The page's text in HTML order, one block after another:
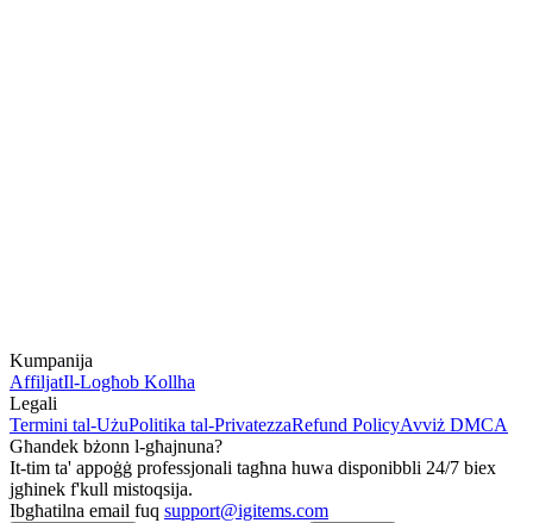
Kumpanija
AffiljatIl-Logħob Kollha
Legali
Termini tal-UżuPolitika tal-PrivatezzaRefund PolicyAvviż DMCA
Għandek bżonn l-għajnuna?
It-tim ta' appoġġ professjonali tagħna huwa disponibbli 24/7 biex
jgħinek f'kull mistoqsija.
Ibgħatilna email fuq support@igitems.com